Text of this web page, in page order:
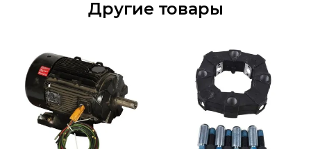
Другие товары